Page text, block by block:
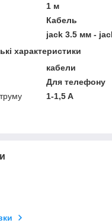
1 м
Кабель
jack 3.5 мм -
характеристики
кабели
Для телефону
1-1,5 A